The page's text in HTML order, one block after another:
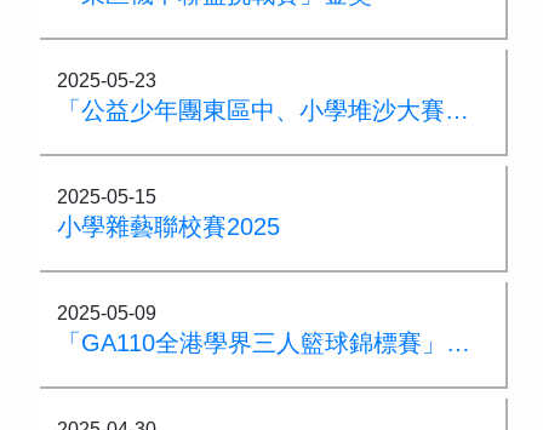
2025-05-23
「公益少年團東區中、小學堆沙大賽」亞軍
2025-05-15
小學雜藝聯校賽2025
2025-05-09
「GA110全港學界三人籃球錦標賽」港島區亞軍